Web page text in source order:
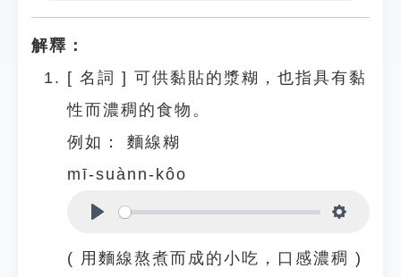
解釋：
[ 名詞 ] 可供黏貼的漿糊，也指具有黏
性而濃稠的食物。
例如：
麵線糊
mī-suànn-kôo
( 用麵線熬煮而成的小吃，口感濃稠 )